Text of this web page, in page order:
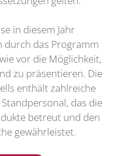
in diesem Jahr
durch das Programm
vor die Möglichkeit,
zu präsentieren. Die
enthält zahlreiche
das die
betreut und den
gewährleistet.